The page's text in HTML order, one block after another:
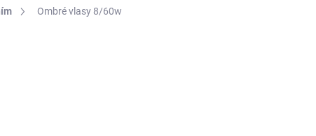
Ombré vlasy 8/60w